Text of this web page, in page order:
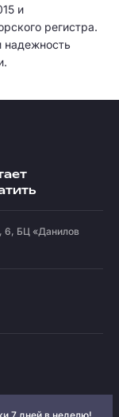
и
регистра.
надежность
6, БЦ «Данилов